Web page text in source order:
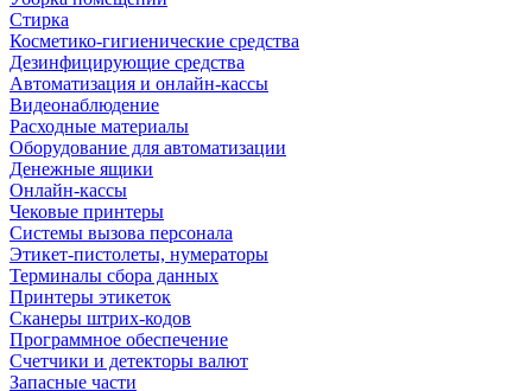
Стирка
Косметико-гигиенические средства
Дезинфицирующие средства
Автоматизация и онлайн-кассы
Видеонаблюдение
Расходные материалы
Оборудование для автоматизации
Денежные ящики
Онлайн-кассы
Чековые принтеры
Системы вызова персонала
Этикет-пистолеты, нумераторы
Терминалы сбора данных
Принтеры этикеток
Сканеры штрих-кодов
Программное обеспечение
Счетчики и детекторы валют
Запасные части